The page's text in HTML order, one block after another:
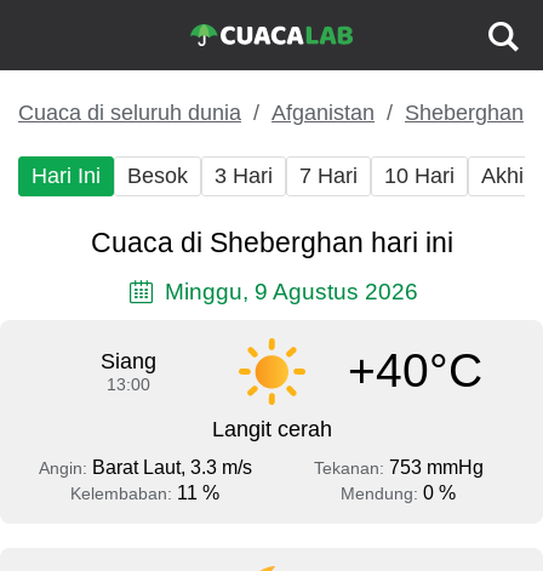
Cuaca di seluruh dunia Afganistan Sheberghan
Hari Ini Besok 3 Hari 7 Hari 10 Hari Akhir
Cuaca di Sheberghan hari ini
Minggu, 9 Agustus 2026
Siang
13:00 +40°C
Langit cerah
Angin: Barat Laut, 3.3 m/s Tekanan: 753 mmHg
Kelembaban: 11 % Mendung: 0 %